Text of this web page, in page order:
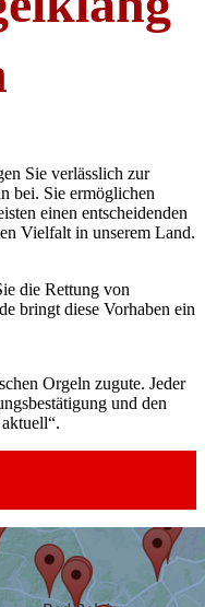
Sie verlässlich zur
bei. Sie ermöglichen
einen entscheidenden
Vielfalt in unserem Land.
die Rettung von
bringt diese Vorhaben ein
Orgeln zugute. Jeder
und den